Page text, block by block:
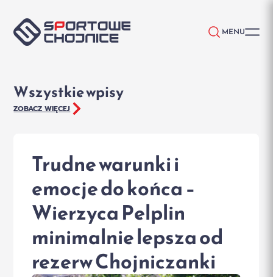
MENU
Wszystkie wpisy
ZOBACZ WIĘCEJ
Trudne warunki i
emocje do końca –
Wierzyca Pelplin
minimalnie lepsza od
rezerw Chojniczanki